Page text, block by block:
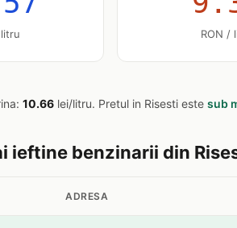
RON /
10.66 lei/litru. Pretul in Risesti este sub
ieftine benzinarii din
ADRESA